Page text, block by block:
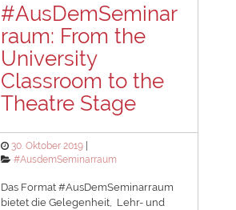
#AusDemSeminar
raum: From the
University
Classroom to the
Theatre Stage
Posted
on
30. Oktober 2019
Categories
#AusdemSeminarraum
Das Format #AusDemSeminarraum
bietet die Gelegenheit, Lehr- und